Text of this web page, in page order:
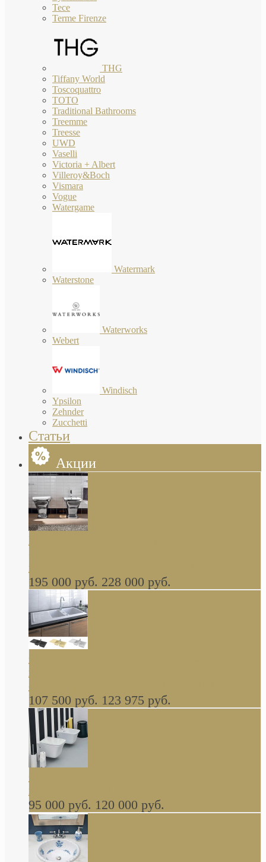
Tece
Terme Firenze
THG
Tiffany World
Toscoquattro
TOTO
Traditional Bathrooms
Treemme
Treesse
UWD
Vaselli
Victoria + Albert
Villeroy&Boch
Vismara
Vogue
Watergame
Watermark
Waterstone
Waterworks
Webert
Windisch
Ypsilon
Zehnder
Zucchetti
Статьи
Акции
Butterfly Scarabeo КОМПЛЕКТ санфаянса
глянцевая платина В НАЛИЧИИ
195 000 руб. 228 000 руб.
керамическая мойка 1160 x 510 мм белая,
серая, черная, бежевая В НАЛИЧИИ
107 500 руб. 123 975 руб.
навесное КОМПЛЕКТ
95 000 руб. 120 000 руб.